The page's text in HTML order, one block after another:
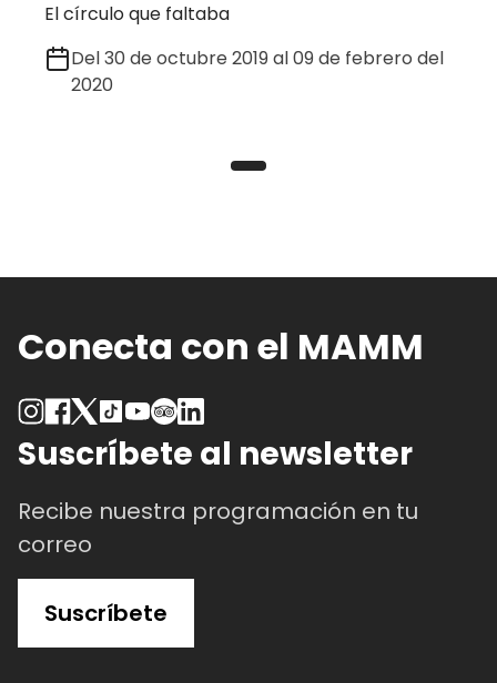
El círculo que faltaba
Del 30 de octubre 2019 al 09 de febrero del
2020
Conecta con el MAMM
Suscríbete al newsletter
Recibe nuestra programación en tu
correo
Suscríbete